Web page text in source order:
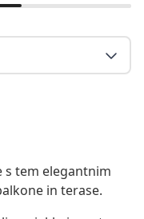
s tem elegantnim
in terase.